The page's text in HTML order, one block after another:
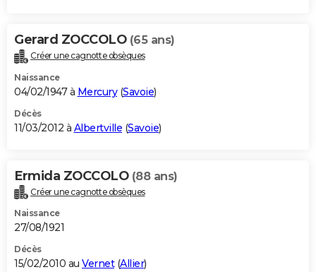
Gerard ZOCCOLO (65 ans)
Créer une cagnotte obsèques
Naissance
04/02/1947 à Mercury(Savoie)
Décès
11/03/2012 à Albertville (Savoie)
Ermida ZOCCOLO (88 ans)
Créer une cagnotte obsèques
Naissance
27/08/1921
Décès
15/02/2010 au Vernet(Allier)